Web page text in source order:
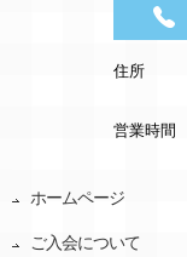
住所
営業時間
ホームページ
ご入会について